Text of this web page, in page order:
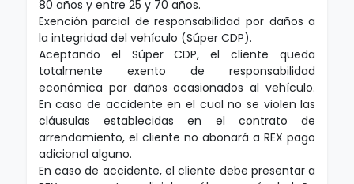
80 años y entre 25 y 70 años.
Exención parcial de responsabilidad por daños a
la integridad del vehículo (Súper CDP).
Aceptando el Súper CDP, el cliente queda
totalmente exento de responsabilidad
económica por daños ocasionados al vehículo.
En caso de accidente en el cual no se violen las
cláusulas establecidas en el contrato de
arrendamiento, el cliente no abonará a REX pago
adicional alguno.
En caso de accidente, el cliente debe presentar a